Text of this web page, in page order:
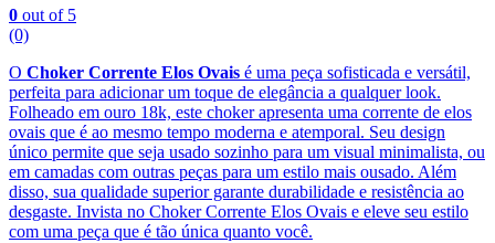
0 out of 5
(0)
O Choker Corrente Elos Ovais é uma peça sofisticada e versátil,
perfeita para adicionar um toque de elegância a qualquer look.
Folheado em ouro 18k, este choker apresenta uma corrente de elos
ovais que é ao mesmo tempo moderna e atemporal. Seu design
único permite que seja usado sozinho para um visual minimalista, ou
em camadas com outras peças para um estilo mais ousado. Além
disso, sua qualidade superior garante durabilidade e resistência ao
desgaste. Invista no Choker Corrente Elos Ovais e eleve seu estilo
com uma peça que é tão única quanto você.